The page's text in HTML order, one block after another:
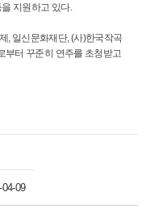
지원하고 있다.
, 일신문화재단, (사)한국작곡
부터 꾸준히 연주를 초청받고
04-09